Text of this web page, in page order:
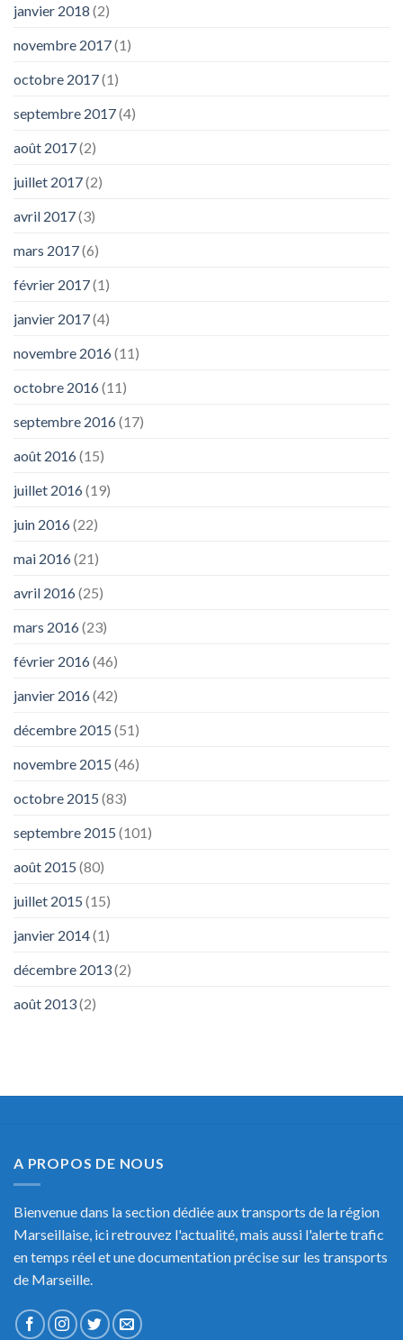
janvier 2018 (2)
novembre 2017(1)
octobre 2017(1)
septembre 2017(4)
août 2017(2)
juillet 2017(2)
avril 2017(3)
mars 2017(6)
février 2017(1)
janvier 2017(4)
novembre 2016(11)
octobre 2016(11)
septembre 2016(17)
août 2016(15)
juillet 2016(19)
juin 2016(22)
mai 2016(21)
avril 2016(25)
mars 2016(23)
février 2016(46)
janvier 2016(42)
décembre 2015 (51)
novembre 2015 (46)
octobre 2015 (83)
septembre 2015 (101)
août 2015 (80)
juillet 2015 (15)
janvier 2014(1)
décembre 2013(2)
août 2013(2)
A PROPOS DE NOUS
Bienvenue dans la section dédiée aux transports de la région
Marseillaise, ici retrouvez l'actualité, mais aussi l'alerte trafic
en temps réel et une documentation précise sur les transports
de Marseille.